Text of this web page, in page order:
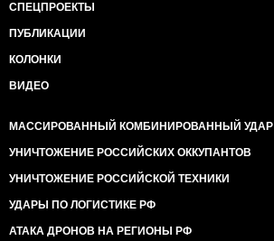
СПЕЦПРОЕКТЫ
ПУБЛИКАЦИИ
КОЛОНКИ
ВИДЕО
МАССИРОВАННЫЙ КОМБИНИРОВАННЫЙ УДАР
УНИЧТОЖЕНИЕ РОССИЙСКИХ ОККУПАНТОВ
УНИЧТОЖЕНИЕ РОССИЙСКОЙ ТЕХНИКИ
УДАРЫ ПО ЛОГИСТИКЕ РФ
АТАКА ДРОНОВ НА РЕГИОНЫ РФ